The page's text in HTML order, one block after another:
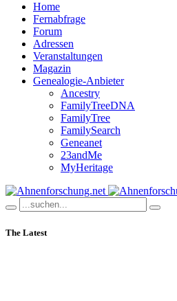
Home
Fernabfrage
Forum
Adressen
Veranstaltungen
Magazin
Genealogie-Anbieter
Ancestry
FamilyTreeDNA
FamilyTree
FamilySearch
Geneanet
23andMe
MyHeritage
The Latest